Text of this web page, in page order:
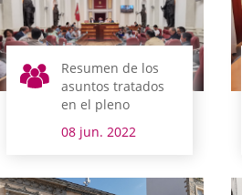
Resumen de los
asuntos tratados
en el pleno
08 jun. 2022